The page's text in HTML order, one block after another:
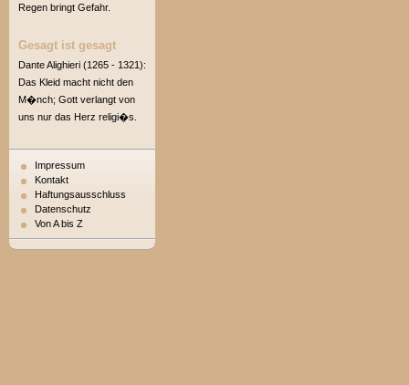
Regen bringt Gefahr.
Gesagt ist gesagt
Dante Alighieri (1265 - 1321):
Das Kleid macht nicht den
M�nch; Gott verlangt von
uns nur das Herz religi�s.
Impressum
Kontakt
Haftungsausschluss
Datenschutz
Von A bis Z